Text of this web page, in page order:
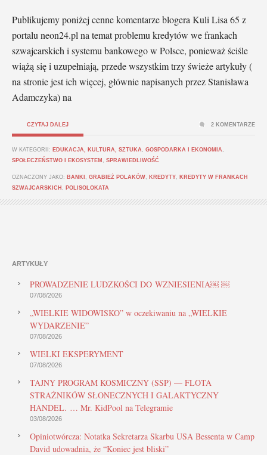
Publikujemy poniżej cenne komentarze blogera Kuli Lisa 65 z
portalu neon24.pl na temat problemu kredytów we frankach
szwajcarskich i systemu bankowego w Polsce, ponieważ ściśle
wiążą się i uzupełniają, przede wszystkim trzy świeże artykuły (
na stronie jest ich więcej, głównie napisanych przez Stanisława
Adamczyka) na
CZYTAJ DALEJ
W KATEGORII: EDUKACJA, KULTURA, SZTUKA GOSPODARKA I EKONOMIA
SPOŁECZEŃSTWO I EKOSYSTEM
SPRAWIEDLIWOŚĆ
OZNACZONY JAKO: BANKI GRABIEŻ POLAKÓW KREDYTY
KREDYTY W FRANKACH
SZWAJCARSKICH
POLISOLOKATA
2 KOMENTARZE
ARTYKUŁY
PROWADZENIE LUDZKOŚCI DO WZNIESIENIA￼ ￼
07/08/2026
„WIELKIE WIDOWISKO” w oczekiwaniu na „WIELKIE
WYDARZENIE”
07/08/2026
WIELKI EKSPERYMENT
07/08/2026
TAJNY PROGRAM KOSMICZNY (SSP) — FLOTA
STRAŻNIKÓW SŁONECZNYCH I GALAKTYCZNY
HANDEL. … Mr. KidPool na Telegramie
03/08/2026
Opiniotwórcza: Notatka Sekretarza Skarbu USA Bessenta w Camp
David udowadnia, że “Koniec jest bliski”